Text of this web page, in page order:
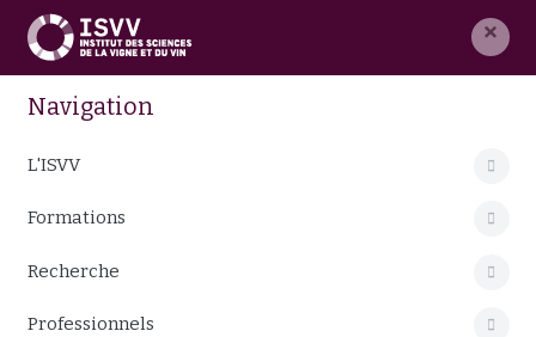
×
Navigation
L'ISVV
Formations
Recherche
Professionnels